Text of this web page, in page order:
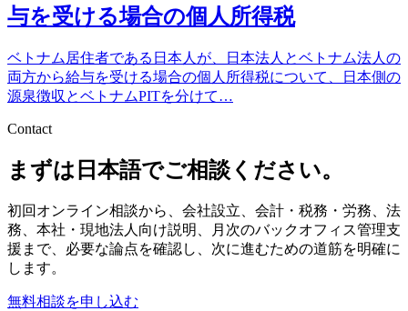
与を受ける場合の個人所得税
ベトナム居住者である日本人が、日本法人とベトナム法人の
両方から給与を受ける場合の個人所得税について、日本側の
源泉徴収とベトナムPITを分けて…
Contact
まずは日本語でご相談ください。
初回オンライン相談から、会社設立、会計・税務・労務、法
務、本社・現地法人向け説明、月次のバックオフィス管理支
援まで、必要な論点を確認し、次に進むための道筋を明確に
します。
無料相談を申し込む